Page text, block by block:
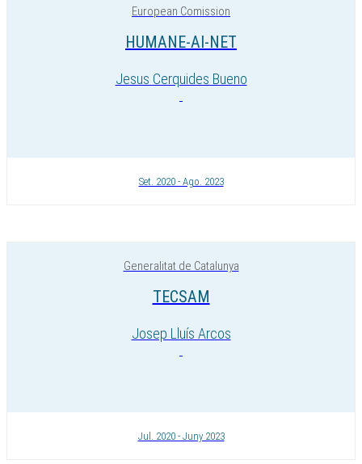
European Comission
HUMANE-AI-NET
Jesus Cerquides Bueno
Set. 2020 - Ago. 2023
Generalitat de Catalunya
TECSAM
Josep Lluís Arcos
Jul. 2020 - Juny 2023